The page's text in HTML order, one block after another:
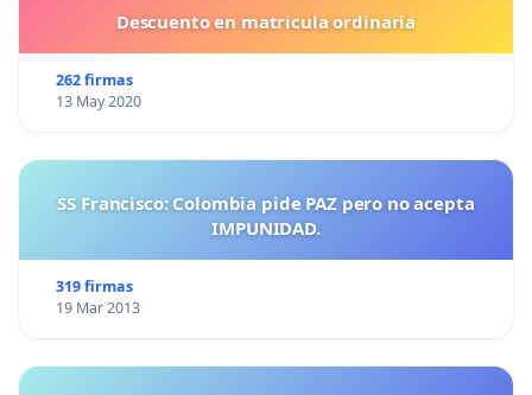
Descuento en matricula ordinaria
262 firmas
13 May 2020
SS Francisco: Colombia pide PAZ pero no acepta
IMPUNIDAD.
319 firmas
19 Mar 2013